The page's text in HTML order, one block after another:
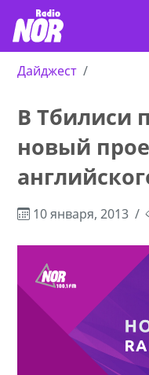
Дайджест
В Тбилиси
новый
10 января, 2013